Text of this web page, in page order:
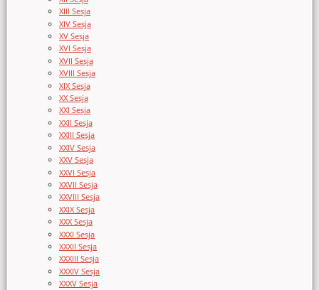
XIII Sesja
XIV Sesja
XV Sesja
XVI Sesja
XVII Sesja
XVIII Sesja
XIX Sesja
XX Sesja
XXI Sesja
XXII Sesja
XXIII Sesja
XXIV Sesja
XXV Sesja
XXVI Sesja
XXVII Sesja
XXVIII Sesja
XXIX Sesja
XXX Sesja
XXXI Sesja
XXXII Sesja
XXXIII Sesja
XXXIV Sesja
XXXV Sesja